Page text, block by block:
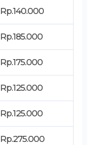
Rp.140.000
Rp.185.000
Rp.175.000
Rp.125.000
Rp.125.000
Rp.275.000